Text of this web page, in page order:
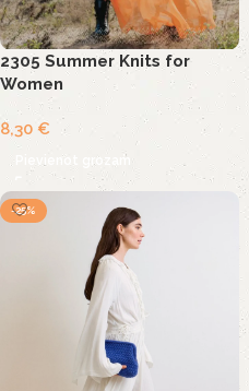
2305 Summer Knits for
Women
8,30 €
Pievienot grozam
-25%